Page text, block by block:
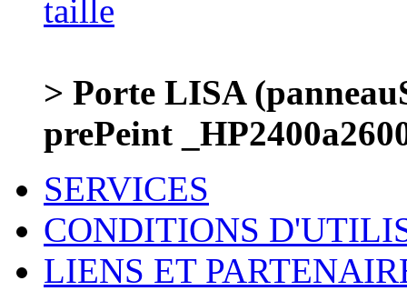
> Porte LISA
prePeint
SERVICES
CONDITIONS
LIENS ET